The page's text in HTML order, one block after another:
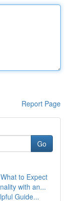
Report Page
Go
to Expect
with an...
Guide...